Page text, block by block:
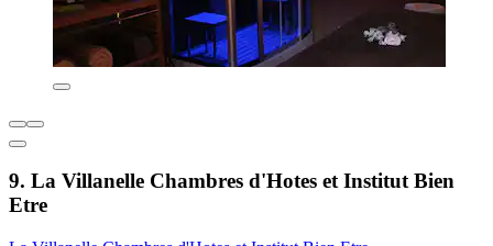
9. La Villanelle Chambres d'Hotes et Institut Bien
Etre